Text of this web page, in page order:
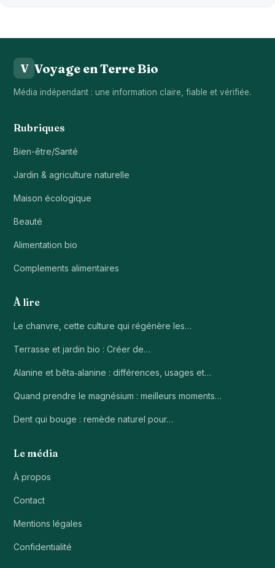
V Voyage en Terre Bio
Média indépendant : une information claire, fiable et vérifiée.
Rubriques
Bien-être/Santé
Jardin & agriculture naturelle
Maison écologique
Beauté
Alimentation bio
Complements alimentaires
À lire
Le chanvre, cette culture qui régénère les…
Terrasse et jardin bio : Créer de…
Alanine et bêta‑alanine : différences, usages et…
Quand prendre le magnésium : meilleurs moments…
Dent qui bouge : remède naturel pour…
Le média
À propos
Contact
Mentions légales
Confidentialité